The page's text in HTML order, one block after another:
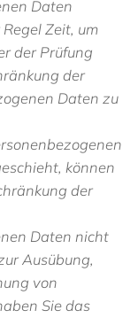
Daten
Zeit, um
der Prüfung
der
Daten zu
können
der
Daten nicht
Ausübung,
von
Sie das